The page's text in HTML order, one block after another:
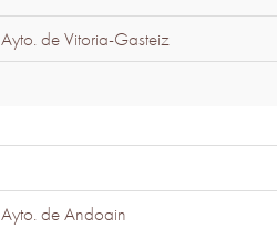
Ayto. de Vitoria-Gasteiz
Ayto. de Andoain